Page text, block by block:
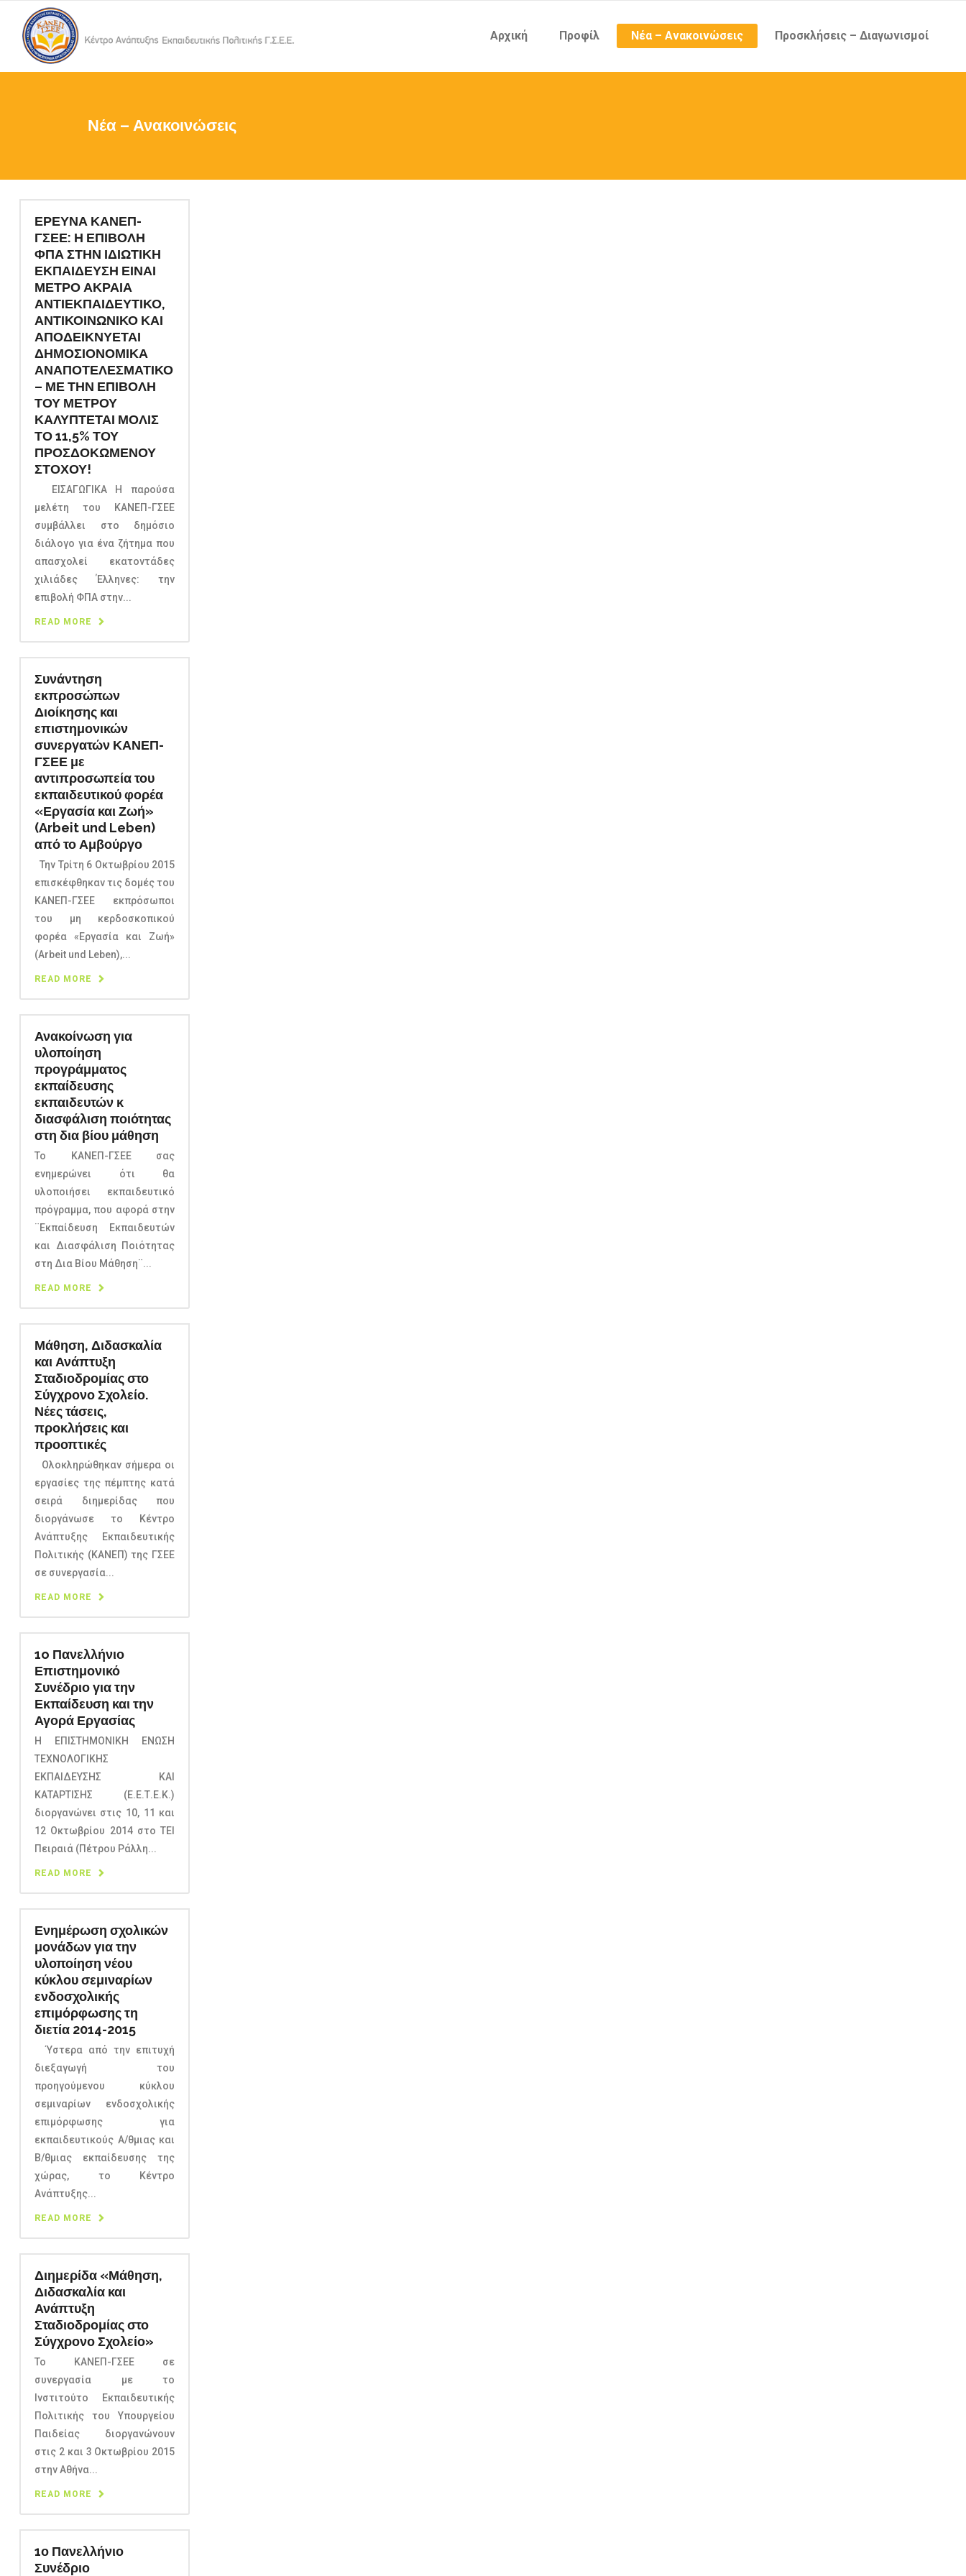
Αρχική Προφίλ Νέα – Ανακοινώσεις Προσκλήσεις – Διαγωνισμοί
Νέα – Ανακοινώσεις
ΕΡΕΥΝΑ ΚΑΝΕΠ-
ΓΣΕΕ: Η ΕΠΙΒΟΛΗ
ΦΠΑ ΣΤΗΝ ΙΔΙΩΤΙΚΗ
ΕΚΠΑΙΔΕΥΣΗ ΕΙΝΑΙ
ΜΕΤΡΟ ΑΚΡΑΙΑ
ΑΝΤΙΕΚΠΑΙΔΕΥΤΙΚΟ,
ΑΝΤΙΚΟΙΝΩΝΙΚΟ ΚΑΙ
ΑΠΟΔΕΙΚΝΥΕΤΑΙ
ΔΗΜΟΣΙΟΝΟΜΙΚΑ
ΑΝΑΠΟΤΕΛΕΣΜΑΤΙΚΟ
– ΜΕ ΤΗΝ ΕΠΙΒΟΛΗ
ΤΟΥ ΜΕΤΡΟΥ
ΚΑΛΥΠΤΕΤΑΙ ΜΟΛΙΣ
ΤΟ 11,5% ΤΟΥ
ΠΡΟΣΔΟΚΩΜΕΝΟΥ
ΣΤΟΧΟΥ!
ΕΙΣΑΓΩΓΙΚΑ Η παρούσα
μελέτη του ΚΑΝΕΠ-ΓΣΕΕ
συμβάλλει στο δημόσιο
διάλογο για ένα ζήτημα που
απασχολεί εκατοντάδες
χιλιάδες Έλληνες: την
επιβολή ΦΠΑ στην...
READ MORE
Συνάντηση
εκπροσώπων
Διοίκησης και
επιστημονικών
συνεργατών ΚΑΝΕΠ-
ΓΣΕΕ με
αντιπροσωπεία του
εκπαιδευτικού φορέα
«Εργασία και Ζωή»
(Arbeit und Leben)
από το Αμβούργο
Την Τρίτη 6 Οκτωβρίου 2015
επισκέφθηκαν τις δομές του
ΚΑΝΕΠ-ΓΣΕΕ εκπρόσωποι
του μη κερδοσκοπικού
φορέα «Εργασία και Ζωή»
(Arbeit und Leben),...
READ MORE
Ανακοίνωση για
υλοποίηση
προγράμματος
εκπαίδευσης
εκπαιδευτών κ
διασφάλιση ποιότητας
στη δια βίου μάθηση
Το ΚΑΝΕΠ-ΓΣΕΕ σας
ενημερώνει ότι θα
υλοποιήσει εκπαιδευτικό
πρόγραμμα, που αφορά στην
¨Εκπαίδευση Εκπαιδευτών
και Διασφάλιση Ποιότητας
στη Δια Βίου Μάθηση¨...
READ MORE
Μάθηση, Διδασκαλία
και Ανάπτυξη
Σταδιοδρομίας στο
Σύγχρονο Σχολείο.
Νέες τάσεις,
προκλήσεις και
προοπτικές
Ολοκληρώθηκαν σήμερα οι
εργασίες της πέμπτης κατά
σειρά διημερίδας που
διοργάνωσε το Κέντρο
Ανάπτυξης Εκπαιδευτικής
Πολιτικής (ΚΑΝΕΠ) της ΓΣΕΕ
σε συνεργασία...
READ MORE
1o Πανελλήνιο
Επιστημονικό
Συνέδριο για την
Εκπαίδευση και την
Αγορά Εργασίας
Η ΕΠΙΣΤΗΜΟΝΙΚΗ ΕΝΩΣΗ
ΤΕΧΝΟΛΟΓΙΚΗΣ
ΕΚΠΑΙΔΕΥΣΗΣ ΚΑΙ
ΚΑΤΑΡΤΙΣΗΣ (Ε.Ε.Τ.Ε.Κ.)
διοργανώνει στις 10, 11 και
12 Οκτωβρίου 2014 στο ΤΕΙ
Πειραιά (Πέτρου Ράλλη...
READ MORE
Ενημέρωση σχολικών
μονάδων για την
υλοποίηση νέου
κύκλου σεμιναρίων
ενδοσχολικής
επιμόρφωσης τη
διετία 2014-2015
Ύστερα από την επιτυχή
διεξαγωγή του
προηγούμενου κύκλου
σεμιναρίων ενδοσχολικής
επιμόρφωσης για
εκπαιδευτικούς Α/θμιας και
Β/θμιας εκπαίδευσης της
χώρας, το Κέντρο
Ανάπτυξης...
READ MORE
Διημερίδα «Μάθηση,
Διδασκαλία και
Ανάπτυξη
Σταδιοδρομίας στο
Σύγχρονο Σχολείο»
Το ΚΑΝΕΠ-ΓΣΕΕ σε
συνεργασία με το
Ινστιτούτο Εκπαιδευτικής
Πολιτικής του Υπουργείου
Παιδείας διοργανώνουν
στις 2 και 3 Οκτωβρίου 2015
στην Αθήνα...
READ MORE
1ο Πανελλήνιο
Συνέδριο